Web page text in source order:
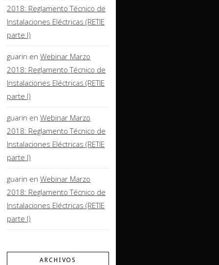
2018: Reglamento Técnico de
Instalaciones Eléctricas (RETIE
parte I)
guarin enWebinar Marzo
2018: Reglamento Técnico de
Instalaciones Eléctricas (RETIE
parte I)
guarin enWebinar Marzo
2018: Reglamento Técnico de
Instalaciones Eléctricas (RETIE
parte I)
guarin enWebinar Marzo
2018: Reglamento Técnico de
Instalaciones Eléctricas (RETIE
parte I)
ARCHIVOS